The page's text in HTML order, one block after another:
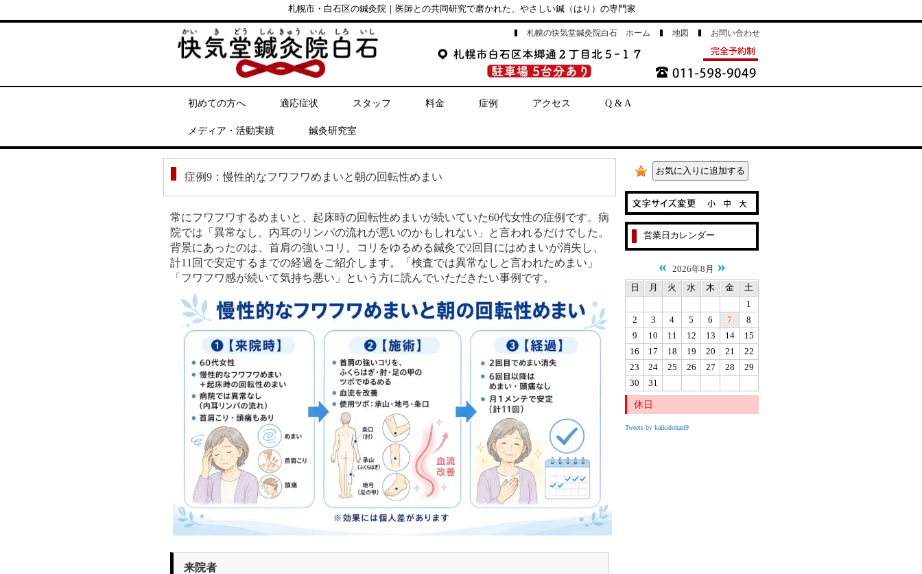
札幌市・白石区の鍼灸院｜医師との共同研究で磨かれた、やさしい鍼（はり）の専門家
札幌の快気堂鍼灸院白石 ホーム 地図 お問い合わせ
初めての方へ 適応症状 スタッフ 料金 症例 アクセス Q & A
メディア・活動実績 鍼灸研究室
症例9：慢性的なフワフワめまいと朝の回転性めまい
常にフワフワするめまいと、起床時の回転性めまいが続いていた60代女性の症例です。病
院では「異常なし。内耳のリンパの流れが悪いのかもしれない」と言われるだけでした。
背景にあったのは、首肩の強いコリ。コリをゆるめる鍼灸で2回目にはめまいが消失し、
計11回で安定するまでの経過をご紹介します。「検査では異常なしと言われためまい」
「フワフワ感が続いて気持ち悪い」という方に読んでいただきたい事例です。
来院者
営業日カレンダー
« 2026年8月 »
日 月 火 水 木 金
土
1
2
3 4 5 6 7
8
9
10 11 12 13 14
15
16
17 18 19 20 21
22
23
24 25 26 27 28
29
30
31
休日
Tweets by kaikidohari9